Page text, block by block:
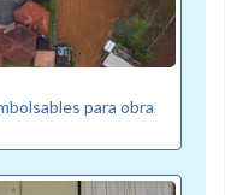
para obra